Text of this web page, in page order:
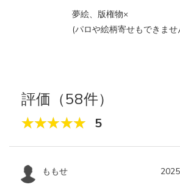
夢絵、版権物×
(パロや絵柄寄せもできませ
評価（58件）
5
ももせ